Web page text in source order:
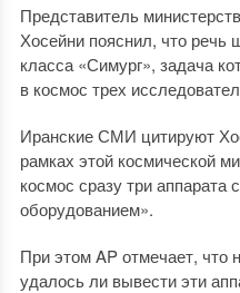
Представитель
Хосейни пояснил, что речь
класса «Симург», задача
в космос трех
Иранские СМИ цитируют
рамках этой космической
космос сразу три аппарата
оборудованием».
При этом AP отмечает, что
удалось ли вывести эти